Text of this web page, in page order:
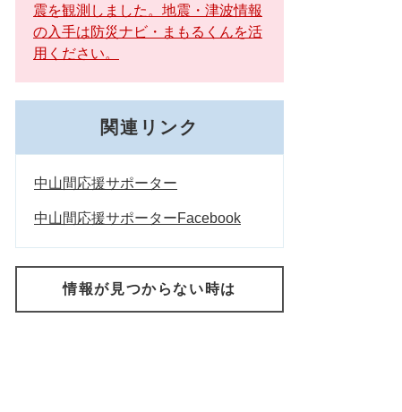
震を観測しました。地震・津波情報
の入手は防災ナビ・まもるくんを活
用ください。
関連リンク
中山間応援サポーター
中山間応援サポーターFacebook
情報が見つからない時は